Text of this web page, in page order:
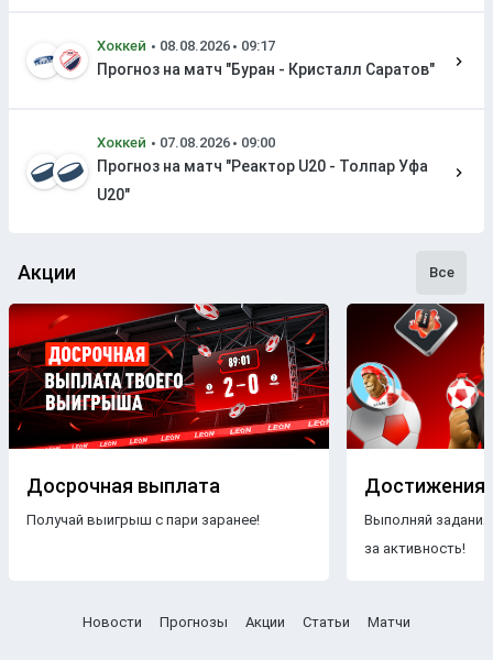
Хоккей
Прогноз на матч "Буран - Кристалл Саратов"
Хоккей
Прогноз на матч "Реактор U20 - Толпар Уфа
U20"
Акции Все
Досрочная выплата
Получай выигрыш с пари заранее!
Достижения
Выполняй
за активность!
Новости Прогнозы Акции Статьи Матчи